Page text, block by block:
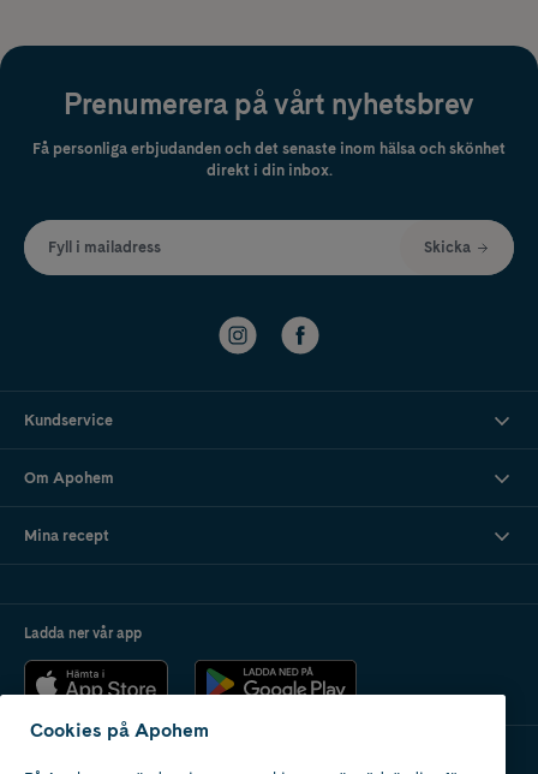
Prenumerera på vårt nyhetsbrev
Få personliga erbjudanden och det senaste inom hälsa och skönhet
direkt i din inbox.
Fyll i mailadress Skicka
Kundservice
Om Apohem
Mina recept
Ladda ner vår app
Cookies på Apohem